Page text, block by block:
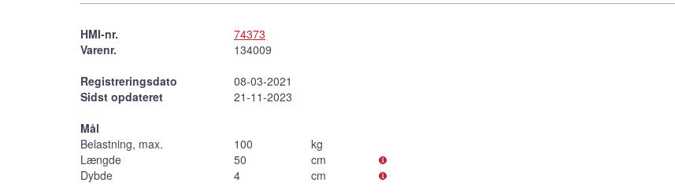
HMI-nr.
74373
Varenr.
134009
Registreringsdato
08-03-2021
Sidst opdateret
21-11-2023
Mål
Belastning, max.
100
kg
Længde
50
cm
Dybde
4
cm